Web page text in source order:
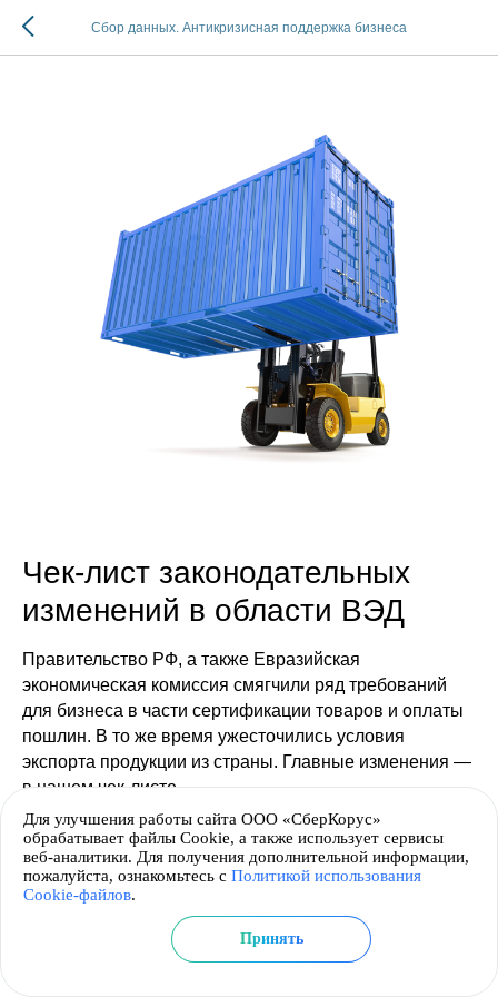
Сбор данных. Антикризисная поддержка бизнеса
Чек-лист законодательных
изменений в области ВЭД
Правительство РФ, а также Евразийская
экономическая комиссия смягчили ряд требований
для бизнеса в части сертификации товаров и оплаты
пошлин. В то же время ужесточились условия
экспорта продукции из страны. Главные изменения —
в нашем чек-листе.
РУКОВОДИТЕЛЯМ ЧЕК-ЛИСТ/ПАМЯТКА
Для улучшения работы сайта ООО «СберКорус»
обрабатывает файлы Cookie, а также использует сервисы
веб-аналитики. Для получения дополнительной информации,
пожалуйста, ознакомьтесь с Политикой использования
Cookie-файлов.
Принять